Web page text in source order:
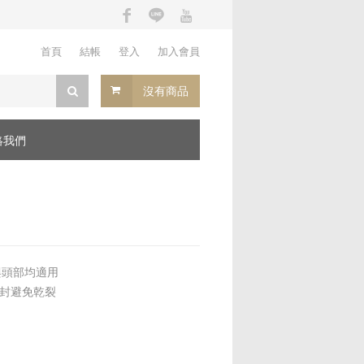
首頁 結帳 登入 加入會員
沒有商品
我們
部均適用
避免乾裂